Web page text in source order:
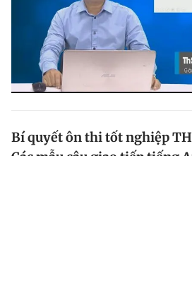
Bí quyết ôn thi tốt nghiệp
Các mẫu câu giao tiếp tiếng